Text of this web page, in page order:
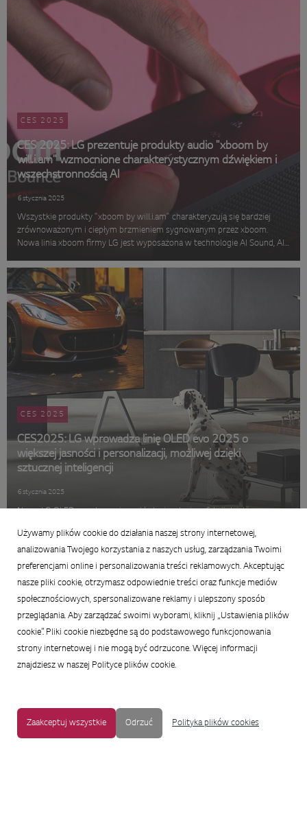
CES 2025
CES 2025: LG prezentuje produkty audio "xboom by
will.i.am" wzmocnione charakterystycznym dźwiękiem i
wszechstronnością AI
6 stycznia 2025
Wszystkie produkty "xboom by will.i.am" charakteryzują się bardziej
zrównoważonym i ciepłym brzmieniem sygnowanym przez xboom.
Nowa linia xboom firmy LG jest wyposażona w technologie AI Sound, AI
CES 2025
CES2025: LG wprowadza linię OLED evo 2025 o
większej jasności i personalizacji, możliwej dzięki
sztucznej inteligencji
6 stycznia 2025
Nowy LG OLED evo stanowi przykład wizualnej perfekcji dzięki
sztucznej inteligencji, dostosowanej do potrzeb użytkownika
Używamy plików cookie do działania naszej strony internetowej,
analizowania Twojego korzystania z naszych usług, zarządzania Twoimi
preferencjami online i personalizowania treści reklamowych. Akceptując
nasze pliki cookie, otrzymasz odpowiednie treści oraz funkcje mediów
społecznościowych, spersonalizowane reklamy i ulepszony sposób
przeglądania. Aby zarządzać swoimi wyborami, kliknij „Ustawienia plików
cookie”. Pliki cookie niezbędne są do podstawowego funkcjonowania
strony internetowej i nie mogą być odrzucone. Więcej informacji
znajdziesz w naszej Polityce plików cookie.
Zaakceptuj wszystkie Odrzuć Polityka plików cookies